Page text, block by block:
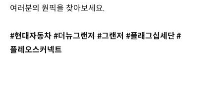
여러분의 원픽을 찾아보세요.
#현대자동차 #더뉴그랜저 #그랜저 #플래그십세단 #
플레오스커넥트